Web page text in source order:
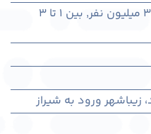
,
بین ۱ تا ۳
زیباشهر ورود به شیراز